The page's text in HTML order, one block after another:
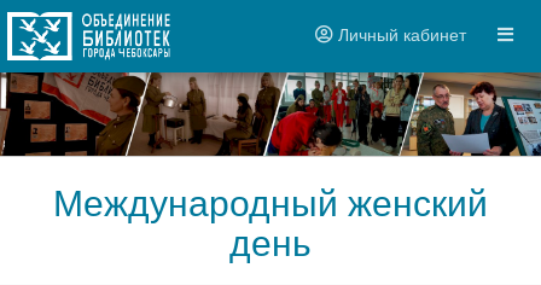
Личный кабинет
Международный женский
день